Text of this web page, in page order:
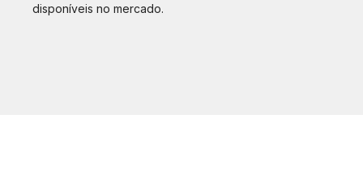
disponíveis no mercado.